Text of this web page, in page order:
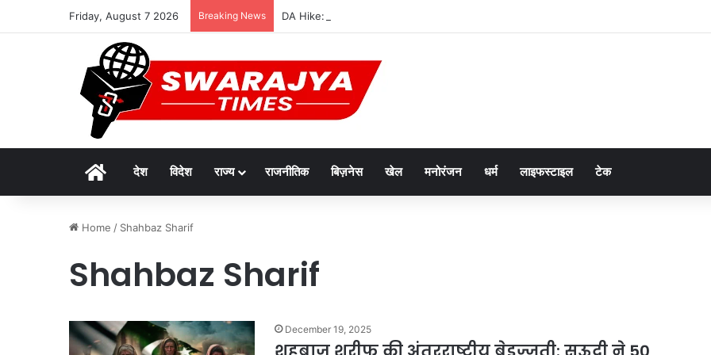
Friday, August 7 2026 Breaking News DA Hike: 8वें वेतन आयोग से पहले कर्मचारियों को बड़ा तोहफा, महंगाई भत्ता बढ़कर 63% होगा
Homeदेश विदेश राज्य राजनीतिक बिज़नेस खेल मनोरंजन धर्म लाइफस्टाइल टेक
Home / Shahbaz Sharif
Shahbaz Sharif
December 19, 2025